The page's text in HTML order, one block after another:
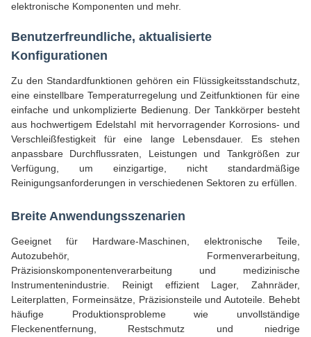
elektronische Komponenten und mehr.
Benutzerfreundliche, aktualisierte
Konfigurationen
Zu den Standardfunktionen gehören ein Flüssigkeitsstandschutz,
eine einstellbare Temperaturregelung und Zeitfunktionen für eine
einfache und unkomplizierte Bedienung. Der Tankkörper besteht
aus hochwertigem Edelstahl mit hervorragender Korrosions- und
Verschleißfestigkeit für eine lange Lebensdauer. Es stehen
anpassbare Durchflussraten, Leistungen und Tankgrößen zur
Verfügung, um einzigartige, nicht standardmäßige
Reinigungsanforderungen in verschiedenen Sektoren zu erfüllen.
Breite Anwendungsszenarien
Geeignet für Hardware-Maschinen, elektronische Teile,
Autozubehör, Formenverarbeitung,
Präzisionskomponentenverarbeitung und medizinische
Instrumentenindustrie. Reinigt effizient Lager, Zahnräder,
Leiterplatten, Formeinsätze, Präzisionsteile und Autoteile. Behebt
häufige Produktionsprobleme wie unvollständige
Fleckenentfernung, Restschmutz und niedrige